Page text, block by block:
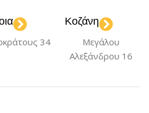
34
Κοζάνη
Μεγάλου
Αλεξάνδρου 16